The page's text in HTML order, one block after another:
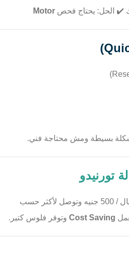
✔️ الحل: يحتاج فحص Motor
تورنيدو
بتبدأ من 100 ريال / 500 جنيه وتوصل لأكثر حسب
Cost Saving وتوفر فلوس كتير.